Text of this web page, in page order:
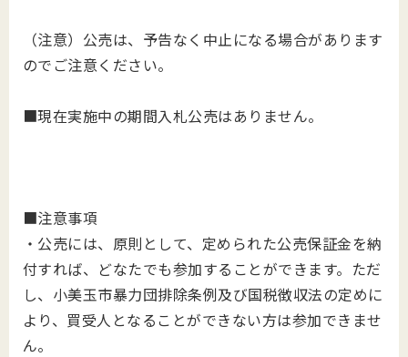
（注意）公売は、予告なく中止になる場合があります
のでご注意ください。
■現在実施中の期間入札公売はありません。
■注意事項
・公売には、原則として、定められた公売保証金を納
付すれば、どなたでも参加することができます。ただ
し、小美玉市暴力団排除条例及び国税徴収法の定めに
より、買受人となることができない方は参加できませ
ん。